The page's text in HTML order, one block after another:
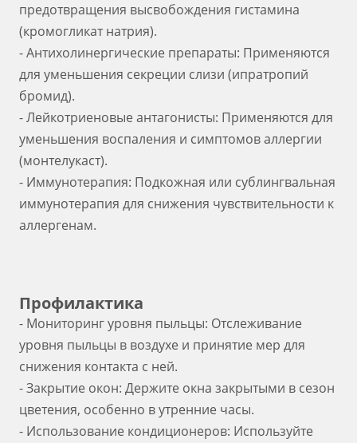
предотвращения высвобождения гистамина
(кромогликат натрия).
- Антихолинергические препараты: Применяются
для уменьшения секреции слизи (ипратропий
бромид).
- Лейкотриеновые антагонисты: Применяются для
уменьшения воспаления и симптомов аллергии
(монтелукаст).
- Иммунотерапия: Подкожная или сублингвальная
иммунотерапия для снижения чувствительности к
аллергенам.
Профилактика
- Мониторинг уровня пыльцы: Отслеживание
уровня пыльцы в воздухе и принятие мер для
снижения контакта с ней.
- Закрытие окон: Держите окна закрытыми в сезон
цветения, особенно в утренние часы.
- Использование кондиционеров: Используйте